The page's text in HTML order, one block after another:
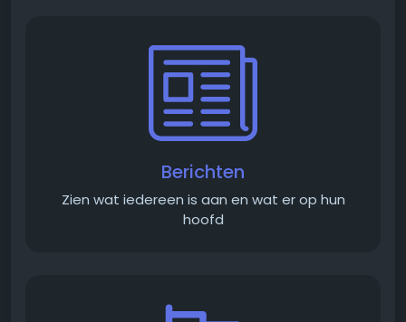
Berichten
Zien wat iedereen is aan en wat er op hun
hoofd